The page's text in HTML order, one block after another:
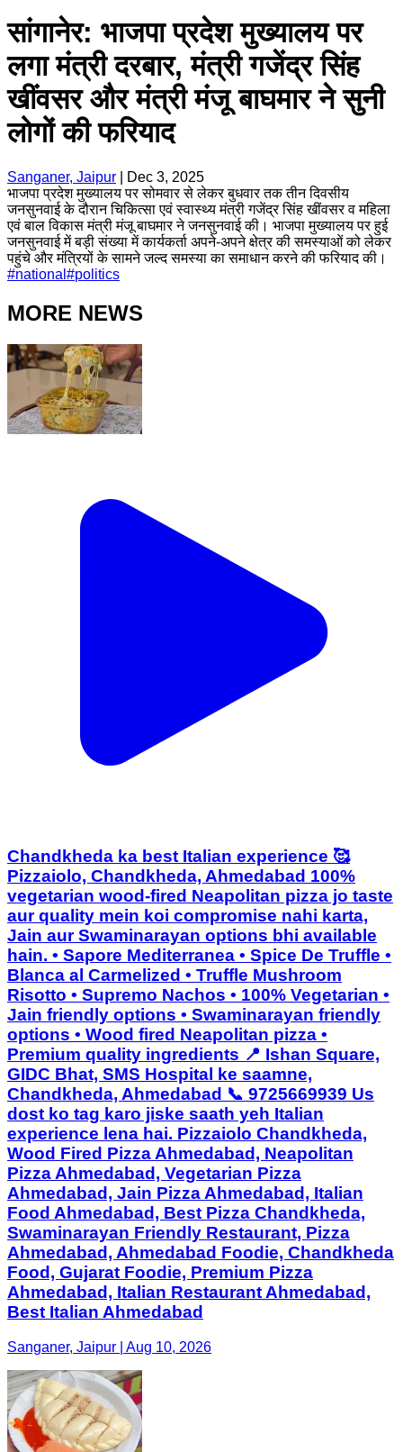
सांगानेर: भाजपा प्रदेश मुख्यालय पर
लगा मंत्री दरबार, मंत्री गजेंद्र सिंह
खींवसर और मंत्री मंजू बाघमार ने सुनी
लोगों की फरियाद
Sanganer, Jaipur
Dec 3, 2025
भाजपा प्रदेश मुख्यालय पर सोमवार से लेकर बुधवार तक तीन दिवसीय
जनसुनवाई के दौरान चिकित्सा एवं स्वास्थ्य मंत्री गजेंद्र सिंह खींवसर व महिला
एवं बाल विकास मंत्री मंजू बाघमार ने जनसुनवाई की। भाजपा मुख्यालय पर हुई
जनसुनवाई में बड़ी संख्या में कार्यकर्ता अपने-अपने क्षेत्र की समस्याओं को लेकर
पहुंचे और मंत्रियों के सामने जल्द समस्या का समाधान करने की फरियाद की।
#national #politics
MORE NEWS
Chandkheda ka best Italian experience 🥰
Pizzaiolo, Chandkheda, Ahmedabad 100%
vegetarian wood-fired Neapolitan pizza jo taste
aur quality mein koi compromise nahi karta,
Jain aur Swaminarayan options bhi available
hain. • Sapore Mediterranea • Spice De Truffle •
Blanca al Carmelized • Truffle Mushroom
Risotto • Supremo Nachos • 100% Vegetarian •
Jain friendly options • Swaminarayan friendly
options • Wood fired Neapolitan pizza •
Premium quality ingredients 📍 Ishan Square,
GIDC Bhat, SMS Hospital ke saamne,
Chandkheda, Ahmedabad 📞 9725669939 Us
dost ko tag karo jiske saath yeh Italian
experience lena hai. Pizzaiolo Chandkheda,
Wood Fired Pizza Ahmedabad, Neapolitan
Pizza Ahmedabad, Vegetarian Pizza
Ahmedabad, Jain Pizza Ahmedabad, Italian
Food Ahmedabad, Best Pizza Chandkheda,
Swaminarayan Friendly Restaurant, Pizza
Ahmedabad, Ahmedabad Foodie, Chandkheda
Food, Gujarat Foodie, Premium Pizza
Ahmedabad, Italian Restaurant Ahmedabad,
Best Italian Ahmedabad
Sanganer, Jaipur | Aug 10, 2026